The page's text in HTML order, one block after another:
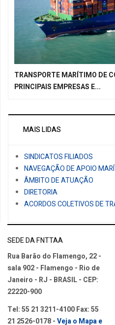
TRANSPORTE MARÍTIMO DE
PRINCIPAIS EMPRESAS E...
MAIS LIDAS
SINDICATOS FILIADOS
NAVEGAÇÃO DE APOIO
ÂMBITO DE ATUAÇÃO
DIRETORIA
ACORDOS COLETIVOS DE
SEDE DA FNTTAA
Rua Barão do Flamengo, 22 -
sala 902 - Flamengo - Rio de
Janeiro - RJ - BRASIL - CEP:
22220-900
Tel: 55 21 3211-4100 Fax: 55
21 2526-0178 -Veja o Mapa e